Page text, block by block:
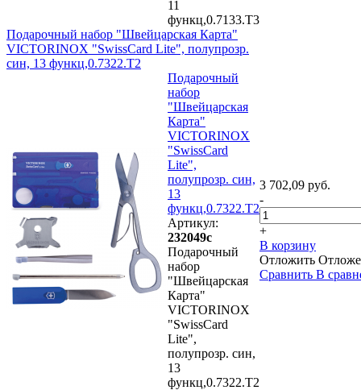
11
функц,0.7133.T3
Подарочный набор "Швейцарская Карта"
VICTORINOX "SwissCard Lite", полупрозр.
син, 13 функц,0.7322.T2
Подарочный
набор
"Швейцарская
Карта"
VICTORINOX
"SwissCard
Lite",
полупрозр. син,
13
функц,0.7322.T2
Артикул:
232049с
Подарочный
набор
"Швейцарская
Карта"
VICTORINOX
"SwissCard
Lite",
полупрозр. син,
13
функц,0.7322.T2
3 702,09 руб.
-
+
В корзину
Отложить
Сравнить В